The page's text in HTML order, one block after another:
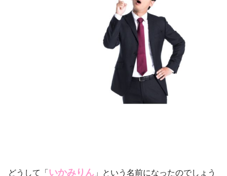
どうして「 いかみりん 」という名前になったのでしょう